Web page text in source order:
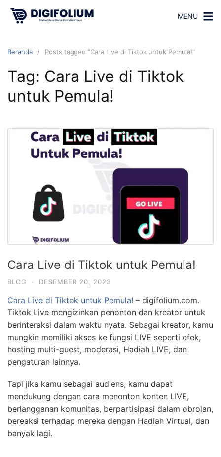
MENU
Beranda Posts tagged “Cara Live di Tiktok untuk Pemula!”
Tag: Cara Live di Tiktok
untuk Pemula!
Cara Live di Tiktok untuk Pemula!
BLOG · DESEMBER 20, 2023
Cara Live di Tiktok untuk Pemula! – digifolium.com.
Tiktok Live mengizinkan penonton dan kreator untuk
berinteraksi dalam waktu nyata. Sebagai kreator, kamu
mungkin memiliki akses ke fungsi LIVE seperti efek,
hosting multi-guest, moderasi, Hadiah LIVE, dan
pengaturan lainnya.
Tapi jika kamu sebagai audiens, kamu dapat
mendukung dengan cara menonton konten LIVE,
berlangganan komunitas, berpartisipasi dalam obrolan,
bereaksi terhadap mereka dengan Hadiah Virtual, dan
banyak lagi.